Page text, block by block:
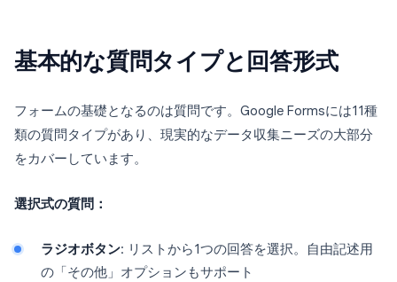
基本的な質問タイプと回答形式
フォームの基礎となるのは質問です。Google Formsには11種
類の質問タイプがあり、現実的なデータ収集ニーズの大部分
をカバーしています。
選択式の質問：
ラジオボタン: リストから1つの回答を選択。自由記述用
の「その他」オプションもサポート